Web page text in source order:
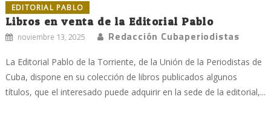
EDITORIAL PABLO
Libros en venta de la Editorial Pablo
noviembre 13, 2025 Redacción Cubaperiodistas
La Editorial Pablo de la Torriente, de la Unión de la Periodistas de
Cuba, dispone en su colección de libros publicados algunos
títulos, que el interesado puede adquirir en la sede de la editorial,...